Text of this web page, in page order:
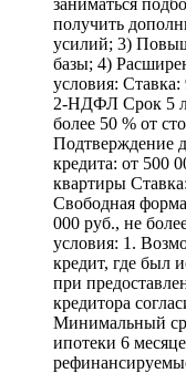
заниматься
получить
усилий; 3)
базы; 4)
условия:
2-НДФЛ Срок 5
более 50 % от
Подтверждение
кредита: от 500
квартиры
Свободная
000 руб., не
условия: 1.
кредит, где был
при
кредитора
Минимальный
ипотеки 6